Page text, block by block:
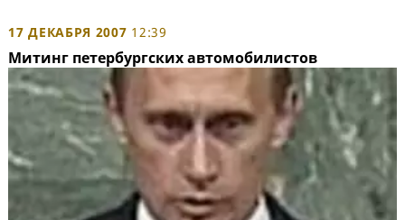
17 ДЕКАБРЯ 2007 12:39
Митинг петербургских автомобилистов